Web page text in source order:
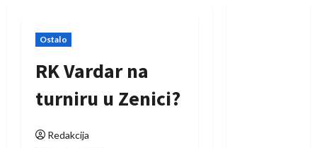
Ostalo
RK Vardar na
turniru u Zenici?
Redakcija